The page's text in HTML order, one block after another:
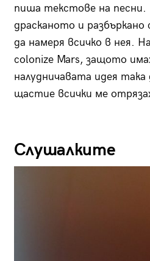
пиша текстове на песни.
драсканото и разбъркано
да намеря всичко в нея.
colonize Mars, защото
налудничавата идея така
щастие всички ме
Слушалките